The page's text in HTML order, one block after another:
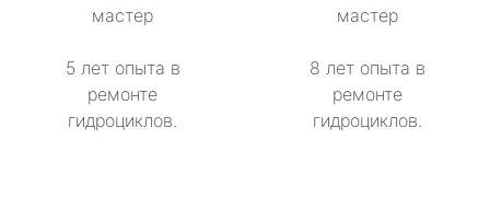
мастер
5 лет опыта в
ремонте
гидроциклов.
мастер
8 лет опыта в
ремонте
гидроциклов.